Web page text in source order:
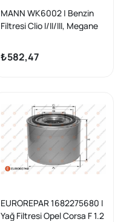
MANN WK6002 | Benzin
Filtresi Clio I/II/III, Megane
Twingo, Trafic
₺582,47
EUROREPAR 1682275680 |
Yağ Filtresi Opel Corsa F 1.2